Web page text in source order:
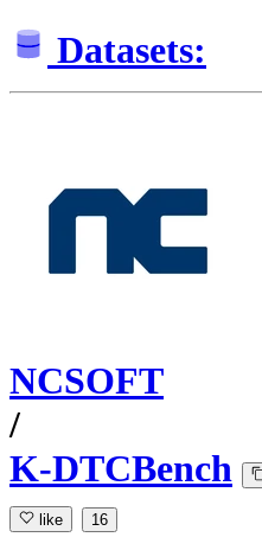
Datasets:
NCSOFT
/
K-DTCBench
like 16